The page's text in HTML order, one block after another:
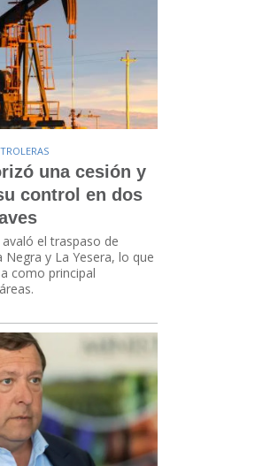
una cesión y
control en dos
el traspaso de
y La Yesera, lo que
como principal